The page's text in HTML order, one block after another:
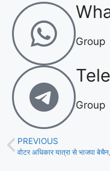
Group
Group
PREVIOUS